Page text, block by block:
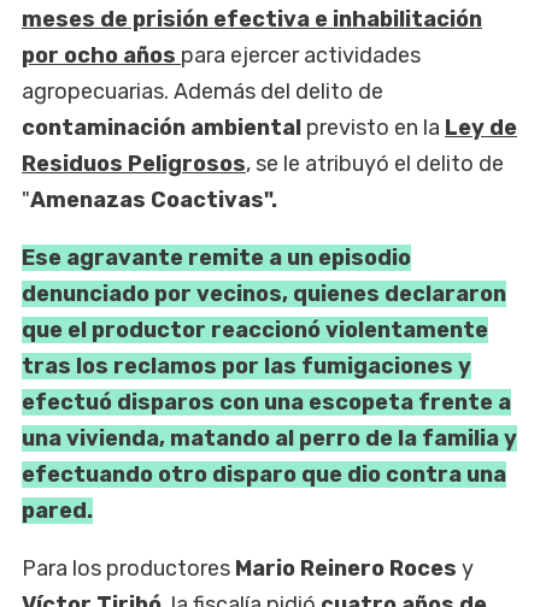
meses de prisión efectiva e inhabilitación
por ocho años para ejercer actividades
agropecuarias. Además del delito de
contaminación ambiental previsto en la Ley de
Residuos Peligrosos, se le atribuyó el delito de
"Amenazas Coactivas".
Ese agravante remite a un episodio
denunciado por vecinos, quienes declararon
que el productor reaccionó violentamente
tras los reclamos por las fumigaciones y
efectuó disparos con una escopeta frente a
una vivienda, matando al perro de la familia y
efectuando otro disparo que dio contra una
pared.
Para los productores Mario Reinero Roces y